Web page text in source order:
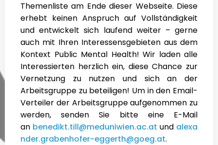
Themenliste am Ende dieser Webseite. Diese
erhebt keinen Anspruch auf Vollständigkeit
und entwickelt sich laufend weiter – gerne
auch mit Ihren Interessensgebieten aus dem
Kontext Public Mental Health! Wir laden alle
Interessierten herzlich ein, diese Chance zur
Vernetzung zu nutzen und sich an der
Arbeitsgruppe zu beteiligen! Um in den Email-
Verteiler der Arbeitsgruppe aufgenommen zu
werden, senden Sie bitte eine E-Mail
an benedikt.till@meduniwien.ac.at und alexa
nder.grabenhofer-eggerth@goeg.at.